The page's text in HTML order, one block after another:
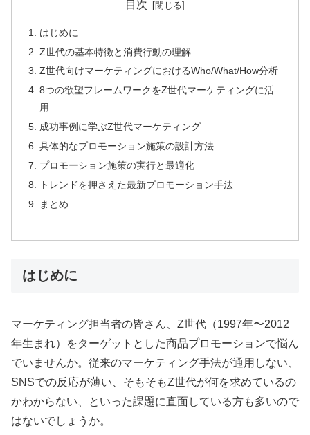
目次
はじめに
Z世代の基本特徴と消費行動の理解
Z世代向けマーケティングにおけるWho/What/How分析
8つの欲望フレームワークをZ世代マーケティングに活
用
成功事例に学ぶZ世代マーケティング
具体的なプロモーション施策の設計方法
プロモーション施策の実行と最適化
トレンドを押さえた最新プロモーション手法
まとめ
はじめに
マーケティング担当者の皆さん、Z世代（1997年〜2012
年生まれ）をターゲットとした商品プロモーションで悩ん
でいませんか。従来のマーケティング手法が通用しない、
SNSでの反応が薄い、そもそもZ世代が何を求めているの
かわからない、といった課題に直面している方も多いので
はないでしょうか。